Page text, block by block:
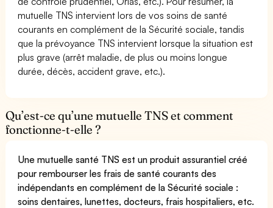
mutuelle TNS intervient lors de vos soins de santé
courants en complément de la Sécurité sociale, tandis
que la prévoyance TNS intervient lorsque la situation est
plus grave (arrêt maladie, de plus ou moins longue
durée, décès, accident grave, etc.).
Qu’est-ce qu’une mutuelle TNS et comment
fonctionne-t-elle ?
Une mutuelle santé TNS est un produit assurantiel créé
pour rembourser les frais de santé courants des
indépendants en complément de la Sécurité sociale :
soins dentaires, lunettes, docteurs, frais hospitaliers, etc.